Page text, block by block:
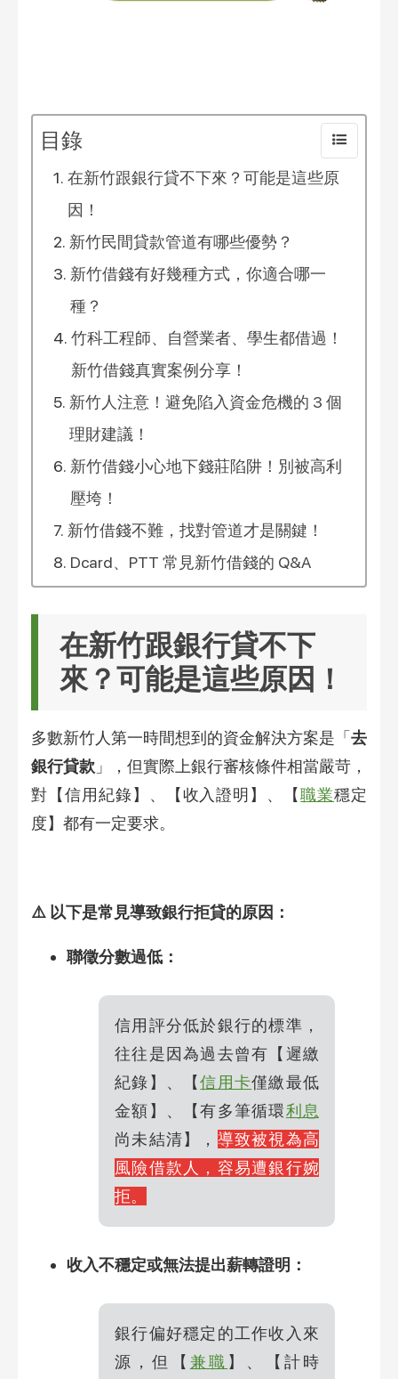
目錄
在新竹跟銀行貸不下來？可能是這些原
因！
新竹民間貸款管道有哪些優勢？
新竹借錢有好幾種方式，你適合哪一
種？
竹科工程師、自營業者、學生都借過！
新竹借錢真實案例分享！
新竹人注意！避免陷入資金危機的 3 個
理財建議！
新竹借錢小心地下錢莊陷阱！別被高利
壓垮！
新竹借錢不難，找對管道才是關鍵！
Dcard、PTT 常見新竹借錢的 Q&A
在新竹跟銀行貸不下
來？可能是這些原因！
多數新竹人第一時間想到的資金解決方案是「去
銀行貸款 」，但實際上銀行審核條件相當嚴苛，
對【信用紀錄】、【收入證明】、【職業穩定
度】都有一定要求。
⚠️ 以下是常見導致銀行拒貸的原因：
聯徵分數過低：
信用評分低於銀行的標準，
往往是因為過去曾有【遲繳
紀錄】、【信用卡僅繳最低
金額】、【有多筆循環利息
尚未結清】， 導致被視為高
風險借款人，容易遭銀行婉
拒。
收入不穩定或無法提出薪轉證明：
銀行偏好穩定的工作收入來
源，但【 兼職 】、【計時